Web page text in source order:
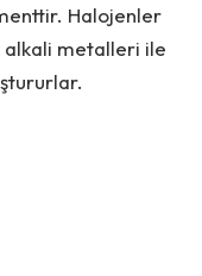
Halojenler
metalleri ile